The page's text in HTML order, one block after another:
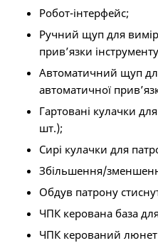
Робот-інтерфейс;
Ручний щуп для
прив’язки
Автоматичний щуп
автоматичної
Гартовані кулачки
шт.);
Сирі кулачки для
Збільшення/
Обдув патрону
ЧПК керована база
ЧПК керований люнет